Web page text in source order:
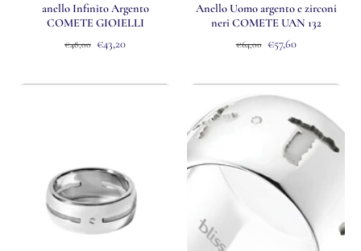
anello Infinito Argento
COMETE GIOIELLI
€48,00 €43,20
Anello Uomo argento e zirconi
neri COMETE UAN 132
€64,00 €57,60